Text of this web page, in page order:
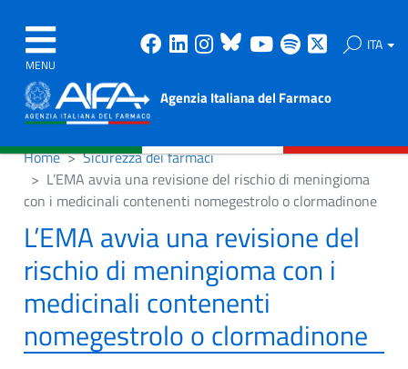
MENU
Facebook
Linkedin
Instagram
Bluesky
Youtube
Spotify ITA
Agenzia Italiana del Farmaco
Home
Sicurezza dei farmaci
L’EMA avvia una revisione del rischio di meningioma
con i medicinali contenenti nomegestrolo o clormadinone
L’EMA avvia una revisione del
rischio di meningioma con i
medicinali contenenti
nomegestrolo o clormadinone